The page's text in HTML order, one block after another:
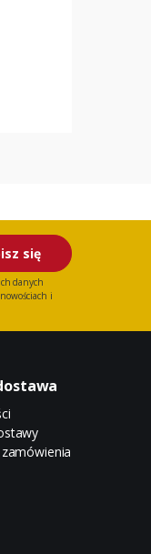
się
danych
i